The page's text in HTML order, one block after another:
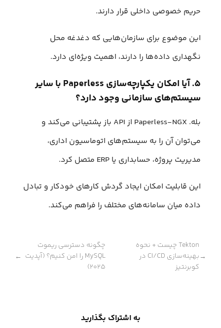
حریم خصوصی داخلی قرار دارند.
این موضوع برای سازمان‌هایی که دغدغه محل
نگهداری داده‌ها را دارند، اهمیت ویژه‌ای دارد.
۵. آیا امکان یکپارچه‌سازی Paperless با سایر
سیستم‌های سازمانی وجود دارد؟
بله. Paperless-NGX از API باز پشتیبانی می‌کند و
می‌توان آن را به سیستم‌های اتوماسیون اداری،
مدیریت پروژه، حسابداری یا ERP متصل کرد.
این قابلیت امکان ایجاد گردش‌ کارهای خودکار و تبادل
داده میان سامانه‌های مختلف را فراهم می‌کند.
→
Tekton چیست + نحوه
بهینه‌سازی CI/CD در
کوبرنتیز
چگونه دسترسی ریموت
MySQL را امن کنیم؟ (آپدیت
۲۰۲۵)
←
به اشتراک بگذارید